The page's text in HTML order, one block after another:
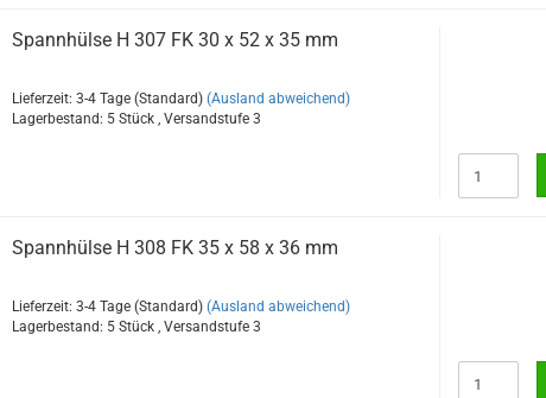
Spannhülse H 307 FK 30 x 52 x 35 mm
Lieferzeit: 3-4 Tage (Standard) (Ausland abweichend)
Lagerbestand: 5 Stück , Versandstufe 3
Spannhülse H 308 FK 35 x 58 x 36 mm
Lieferzeit: 3-4 Tage (Standard) (Ausland abweichend)
Lagerbestand: 5 Stück , Versandstufe 3